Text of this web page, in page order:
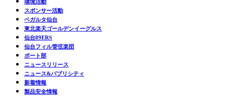
環境活動
スポンサー活動
ベガルタ仙台
東北楽天ゴールデンイーグルス
仙台89ERS
仙台フィル管弦楽団
ボート部
ニュースリリース
ニュース&パブリシティ
新着情報
製品安全情報